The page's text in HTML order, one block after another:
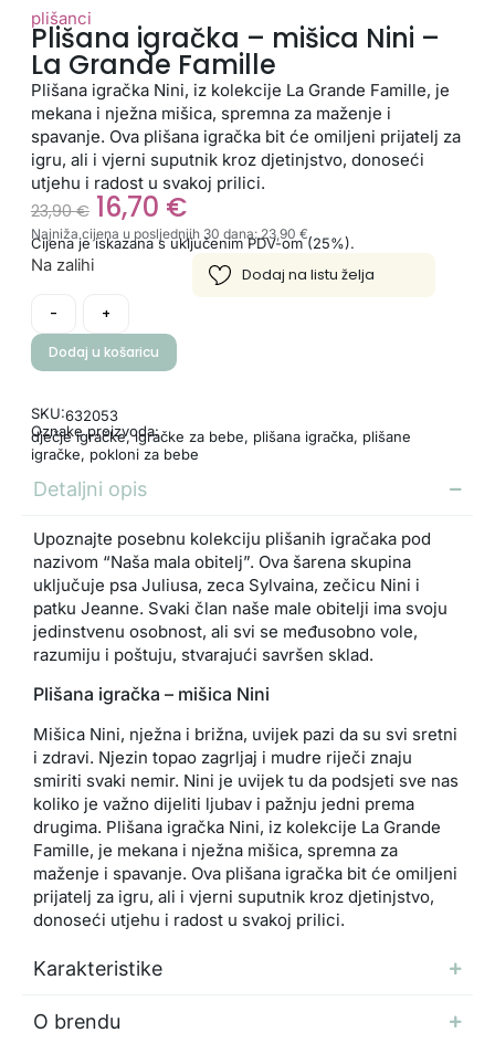
plišanci
Plišana igračka – mišica Nini –
La Grande Famille
Plišana igračka Nini, iz kolekcije La Grande Famille, je
mekana i nježna mišica, spremna za maženje i
spavanje. Ova plišana igračka bit će omiljeni prijatelj za
igru, ali i vjerni suputnik kroz djetinjstvo, donoseći
utjehu i radost u svakoj prilici.
23,90€ 16,70 €
Najniža cijena u posljednjih 30 dana: 23,90 €
Cijena je iskazana s uključenim PDV-om (25%).
Na zalihi
- +
Dodaj u košaricu
SKU:632053
Oznake proizvoda:
dječje igračke,igračke za bebe, plišana igračka, plišane
igračke, pokloni za bebe
Detaljni opis
Upoznajte posebnu kolekciju plišanih igračaka pod
nazivom “Naša mala obitelj”. Ova šarena skupina
uključuje psa Juliusa, zeca Sylvaina, zečicu Nini i
patku Jeanne. Svaki član naše male obitelji ima svoju
jedinstvenu osobnost, ali svi se međusobno vole,
razumiju i poštuju, stvarajući savršen sklad.
Plišana igračka – mišica Nini
Mišica Nini, nježna i brižna, uvijek pazi da su svi sretni
i zdravi. Njezin topao zagrljaj i mudre riječi znaju
smiriti svaki nemir. Nini je uvijek tu da podsjeti sve nas
koliko je važno dijeliti ljubav i pažnju jedni prema
drugima. Plišana igračka Nini, iz kolekcije La Grande
Famille, je mekana i nježna mišica, spremna za
maženje i spavanje. Ova plišana igračka bit će omiljeni
prijatelj za igru, ali i vjerni suputnik kroz djetinjstvo,
donoseći utjehu i radost u svakoj prilici.
Karakteristike
O brendu